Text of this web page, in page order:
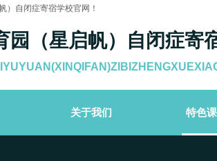
园（星启帆）自闭症寄
）自闭症寄宿学校官网！
关于我们 特色